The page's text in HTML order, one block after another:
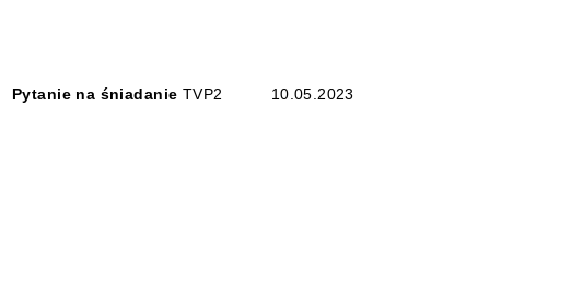
Pytanie na śniadanie TVP2 10.05.2023